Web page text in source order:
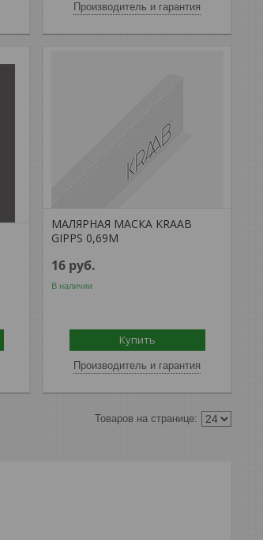
Производитель и гарантия
МАЛЯРНАЯ МАСКА KRAAB
GIPPS 0,69М
16 руб.
В наличии
Купить
Производитель и гарантия